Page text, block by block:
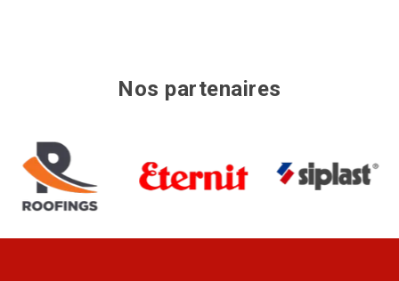
Nos partenaires